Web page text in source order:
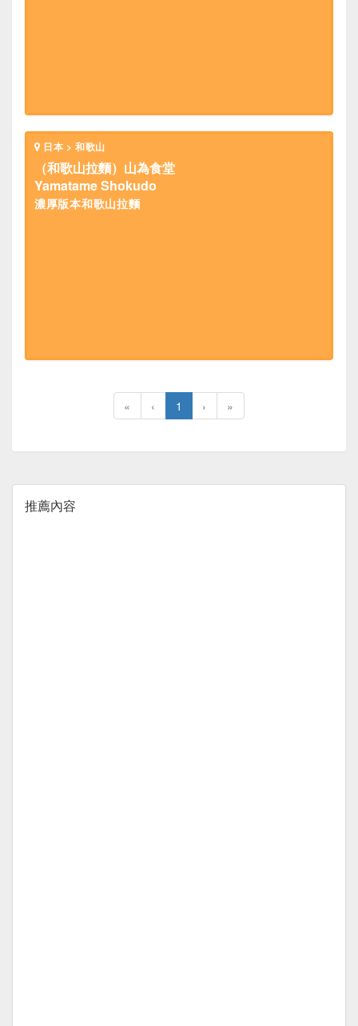
日本 > 和歌山
（和歌山拉麵）山為食堂
Yamatame Shokudo
濃厚版本和歌山拉麵
« ‹ 1 › »
推薦內容